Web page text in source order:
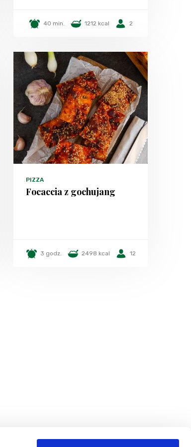
40 min. 1212 kcal 2
PIZZA
Focaccia z gochujang
3 godz. 2498 kcal 12